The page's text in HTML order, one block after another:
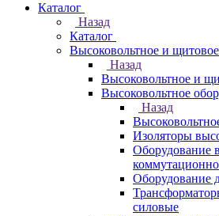
Каталог
Назад
Каталог
Высоковольтное и
Назад
Высоковольтное и
Высоковольтное
Назад
Изоляторы
Оборудование
Оборудование
силовые